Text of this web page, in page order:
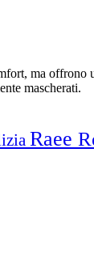
ma offrono
mascherati.
Raee